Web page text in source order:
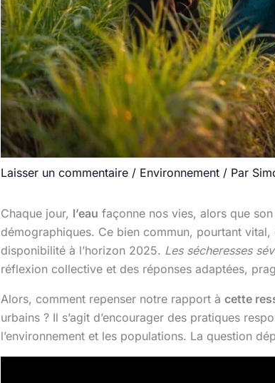
Laisser un commentaire / Environnement/ Par
Chaque jour, l’eau façonne nos vies, alors que
démographiques. Ce bien commun, pourtant
disponibilité à l’horizon 2025. Les sécheresses
réflexion collective et des réponses adaptées,
Alors, comment repenser notre rapport à cette
urbains ? Il s’agit d’encourager des pratiques
l’environnement et les populations. La question